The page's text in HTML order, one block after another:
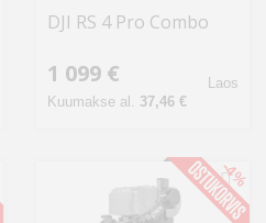
DJI RS 4 Pro Combo
1 099 €
Kuumakse al. 37,46 €
Laos
-4%